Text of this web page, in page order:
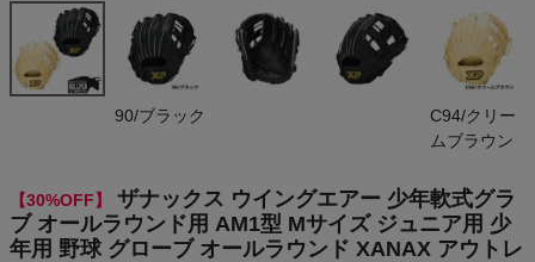
ブ オールラ
ウンド用 AM
1型 Mサイズ
ジュニア用
少年用 野球
トレット セー
ル
(税込)
NIKE
90/ブラック
C94/クリー
ムブラウン
【30%OFF】
ザナックス ウイングエアー 少年軟式グラ
ブ オールラウンド用 AM1型 Mサイズ ジュニア用 少
年用 野球 グローブ オールラウンド XANAX アウトレ